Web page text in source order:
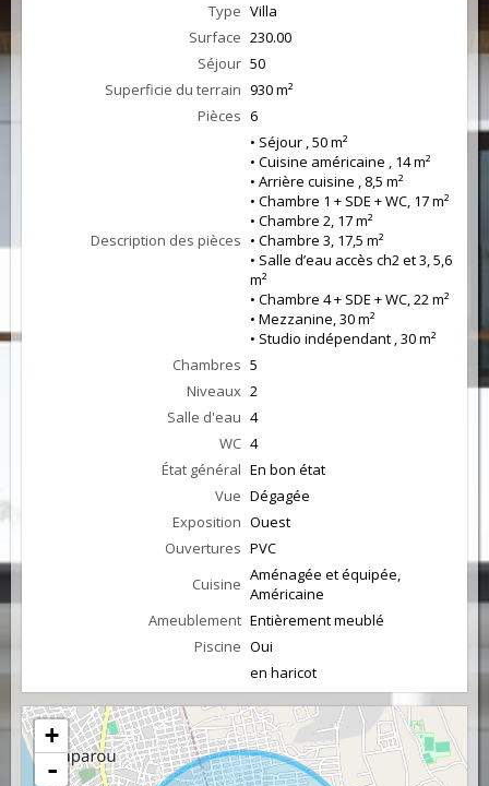
Type Villa
Surface 230.00
Séjour 50
Superficie du terrain 930 m²
Pièces 6
Description des pièces
• Séjour , 50 m²
• Cuisine américaine , 14 m²
• Arrière cuisine , 8,5 m²
• Chambre 1 + SDE + WC, 17 m²
• Chambre 2, 17 m²
• Chambre 3, 17,5 m²
• Salle d’eau accès ch2 et 3, 5,6
m²
• Chambre 4 + SDE + WC, 22 m²
• Mezzanine, 30 m²
• Studio indépendant , 30 m²
Chambres 5
Niveaux 2
Salle d'eau 4
WC 4
État général En bon état
Vue Dégagée
Exposition Ouest
Ouvertures PVC
Cuisine Aménagée et équipée,
Américaine
Ameublement Entièrement meublé
Piscine Oui
en haricot
+
-